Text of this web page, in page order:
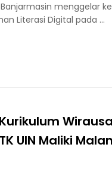
menggelar
Literasi Digital pada …
UIN Maliki